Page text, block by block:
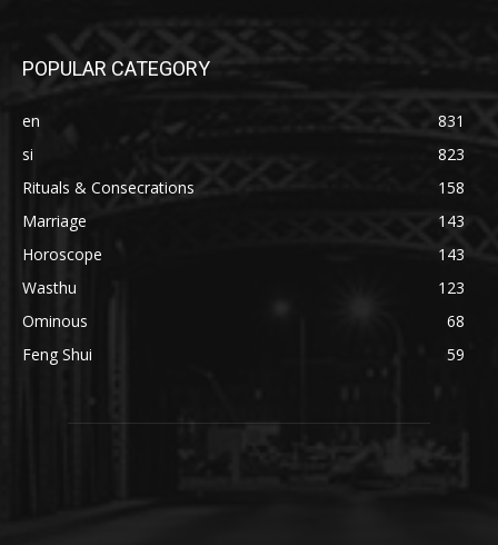
POPULAR CATEGORY
en
831
si
823
Rituals & Consecrations
158
Marriage
143
Horoscope
143
Wasthu
123
Ominous
68
Feng Shui
59